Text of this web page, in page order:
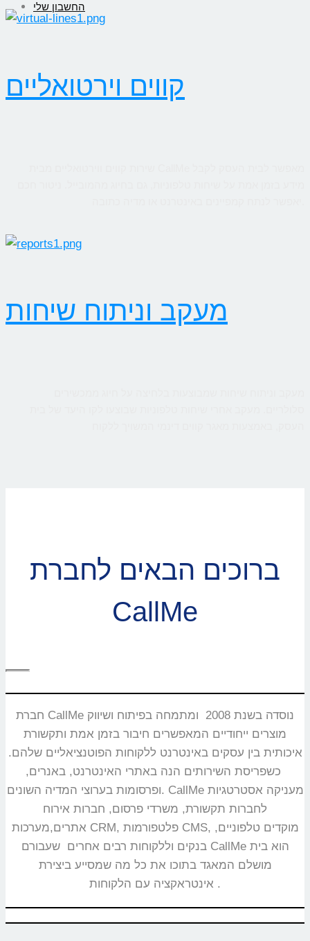
החשבון שלי
קווים וירטואליים
מעקב וניתוח שיחות
ברוכים הבאים לחברת
CallMe
חברת CallMe נוסדה בשנת 2008 ומתמחה בפיתוח ושיווק
מוצרים ייחודיים המאפשרים חיבור בזמן אמת ותקשורת
איכותית בין עסקים באינטרנט ללקוחות הפוטנציאליים שלהם.
כשפריסת השירותים הנה באתרי האינטרנט, באנרים,
ופרסומות בערוצי המדיה השונים. CallMe מעניקה אסטרטגיות
לחברות תקשורת, משרדי פרסום, חברות אירוח
אתרים,מערכות CRM, פלטפורמות CMS, מוקדים טלפוניים,
בנקים וללקוחות רבים אחרים שעבורם CallMe הוא בית
מושלם המאגד בתוכו את כל מה שמסייע ביצירת
אינטראקציה עם הלקוחות.